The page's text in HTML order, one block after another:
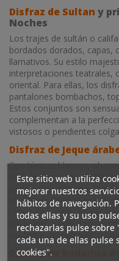
Disfraz de Sultan y
Noches
Los trajes de sultán o
bordados dorados, capas,
llamativos. Su estilo
interpretaciones teatrales,
oriental. Para ellas, los
pantalones bombachos,
Estos conjuntos son
complementan a la
vistosos o pendientes
Disfraz de Jeque
Con túnicas blancas,
dorado o rojo, los
poderosa y refinada.
una interpretación más
toque de humor. Añadir
decorado puede
magnate del petróleo o
Disfraz de Bailarina
Este sitio web utiliza
mejorar nuestros
hábitos de navegación.
todas ellas y su uso
rechazarlas pulse
cada una de ellas pulse
cookies".